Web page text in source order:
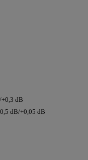
dB
dB/+0,05 dB